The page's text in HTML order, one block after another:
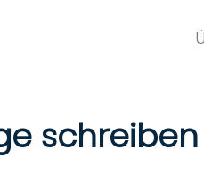
schreiben